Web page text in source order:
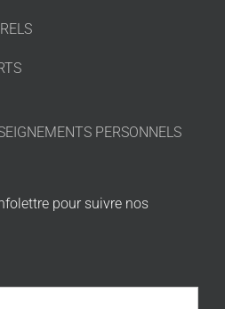
PERSONNELS
pour suivre nos